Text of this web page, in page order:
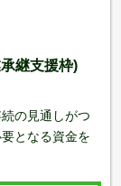
継支援枠)
の見通しがつ
となる資金を